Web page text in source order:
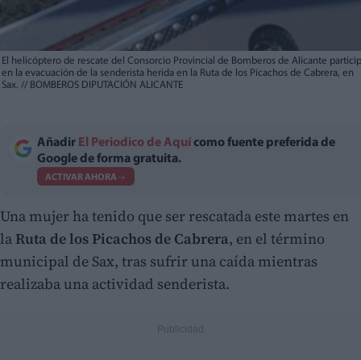
El helicóptero de rescate del Consorcio Provincial de Bomberos de Alicante
en la evacuación de la senderista herida en la Ruta de los Picachos de Cabrera, en
Sax. // BOMBEROS DIPUTACIÓN ALICANTE
Añadir El Periodico de Aquí como fuente preferida de
Google de forma gratuita.
ACTIVAR AHORA
Una mujer ha tenido que ser rescatada este martes en
la Ruta de los Picachos de Cabrera, en el término
municipal de Sax, tras sufrir una caída mientras
realizaba una actividad senderista.